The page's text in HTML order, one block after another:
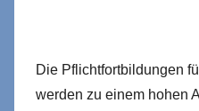
Die Pflichtfortbildungen
werden zu einem hohen